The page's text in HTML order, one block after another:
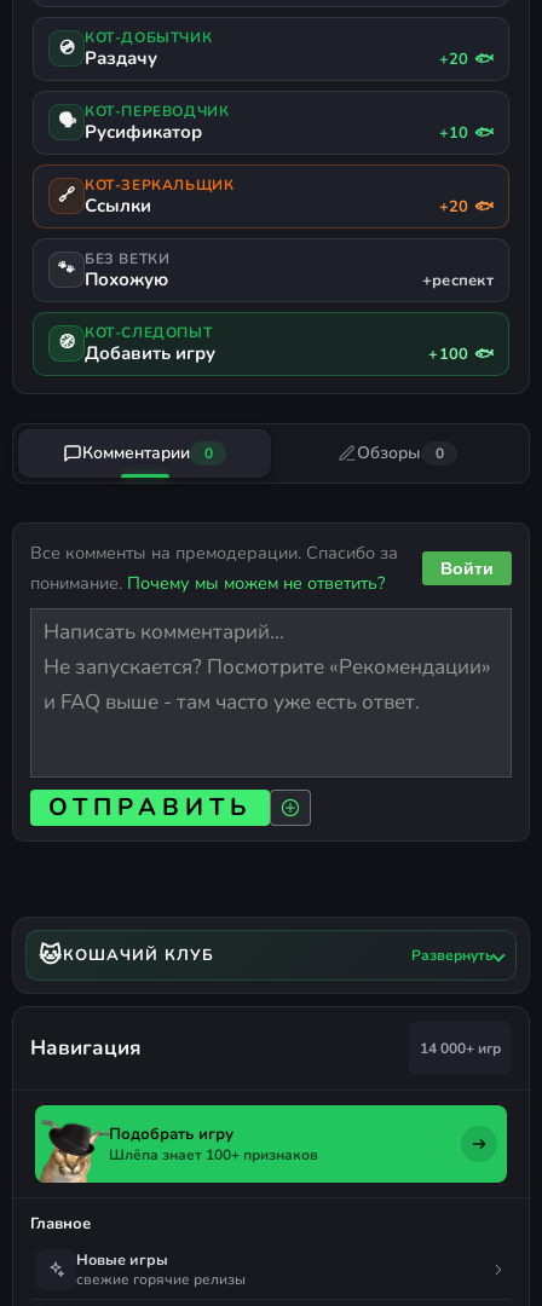
💿 КОТ-ДОБЫТЧИК
Раздачу +20 🐟
🗣 КОТ-ПЕРЕВОДЧИК
Русификатор +10 🐟
🔗 КОТ-ЗЕРКАЛЬЩИК
Ссылки +20 🐟
🐾 БЕЗ ВЕТКИ
Похожую +респект
🧭 КОТ-СЛЕДОПЫТ
Добавить игру +100 🐟
Комментарии 0 Обзоры 0
Все комменты на премодерации. Спасибо за
понимание. Почему мы можем не ответить?
Войти
ОТПРАВИТЬ
🐱КОШАЧИЙ КЛУБ Развернуть
Навигация 14 000+ игр
Подобрать игру
Шлёпа знает 100+ признаков
Главное
Новые игры
свежие горячие релизы